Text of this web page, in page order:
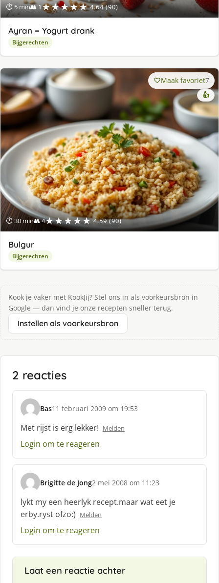
⏱ 5 min👥 1★★★★★ 4.64 (90)
Ayran = Yogurt drank
Bijgerechten
⏱ 30 min👥 4★★★★★ 4.59 (90)
Maak favoriet7
👍
Bulgur
Bijgerechten
Kook je vaker met KookJij? Stel ons in als voorkeursbron in
Google — dan vind je onze recepten sneller terug.
Instellen als voorkeursbron
2 reacties
Bas
s
c
h
r
e
f
:
11 februari 2009 om 19:53
Met rijst is erg lekker! Melden
Login om te reageren
Brigitte de Jong
s
c
h
r
e
:
2 mei 2008 om 11:23
lykt my een heerlyk recept.maar wat eet je
erby.ryst ofzo:) Melden
Login om te reageren
Laat een reactie achter